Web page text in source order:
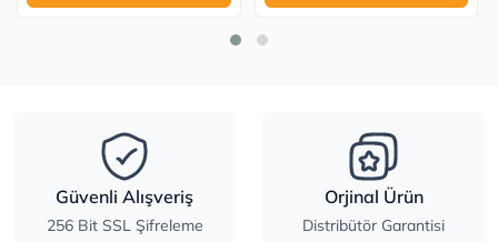
Güvenli Alışveriş
256 Bit SSL Şifreleme
Orjinal Ürün
Distribütör Garantisi